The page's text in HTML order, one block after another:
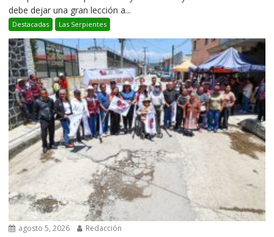
debe dejar una gran lección a...
Destacadas Las Serpientes
agosto 5, 2026 Redacción